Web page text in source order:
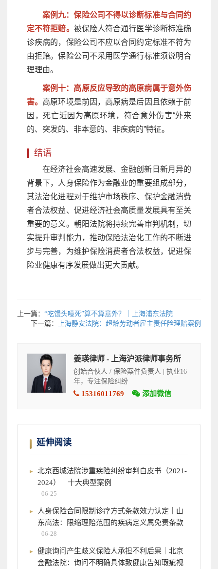
案例九：保险公司不得以诊断标准与合同约
定不符拒赔。 被保险人符合通行医学诊断标准确
诊疾病的，保险公司不应以合同约定标准不符为
由拒赔。保险公司不采用医学通行标准须说明合
理理由。
案例十：高原反应导致的高原病属于意外伤
害。 高原环境是前因，高原病是后因且依赖于前
因，死亡近因为高原环境，符合意外伤害“外来
的、突发的、非本意的、非疾病的”特征。
结语
在经济社会高速发展、金融创新日新月异的
背景下，人身保险作为金融业的重要组成部分，
其法治化进程对于维护市场秩序、保护金融消费
者合法权益、促进经济社会高质量发展具有至关
重要的意义。朝阳法院将持续完善审判机制，切
实提升审判能力，推动保险法治化工作的不断进
步与完善，为维护保险消费者合法权益，促进保
险业健康有序发展做出更大贡献。
上一篇： “吃馒头噎死”算不算意外？｜上海浦东法院
下一篇：
上海静安法院：超龄劳动者雇主责任险理赔案例
姜瑛律师 - 上海沪派律师事务所
创始合伙人 / 保险案件负责人 | 执业16
年，专注保险纠纷
15316011769 添加微信
延伸阅读
北京西城法院涉重疾险纠纷审判白皮书（2021-
2024）｜十大典型案例
06-25
人身保险合同限制诊疗方式条款效力认定｜山
东高法：限缩理赔范围的疾病定义属免责条款
06-28
健康询问产生歧义保险人承担不利后果｜北京
金融法院：询问不明确具体致健康告知瑕疵视